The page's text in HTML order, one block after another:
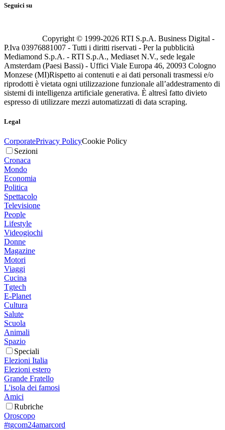
Seguici su
Copyright © 1999-2026 RTI S.p.A. Business Digital -
P.Iva 03976881007 - Tutti i diritti riservati - Per la pubblicità
Mediamond S.p.A. - RTI S.p.A., Mediaset N.V., sede legale
Amsterdam (Paesi Bassi) - Uffici Viale Europa 46, 20093 Cologno
Monzese (MI)Rispetto ai contenuti e ai dati personali trasmessi e/o
riprodotti è vietata ogni utilizzazione funzionale all’addestramento di
sistemi di intelligenza artificiale generativa. È altresì fatto divieto
espresso di utilizzare mezzi automatizzati di data scraping.
Legal
CorporatePrivacy PolicyCookie Policy
Sezioni
Cronaca
Mondo
Economia
Politica
Spettacolo
Televisione
People
Lifestyle
Videogiochi
Donne
Magazine
Motori
Viaggi
Cucina
Tgtech
E-Planet
Cultura
Salute
Scuola
Animali
Spazio
Speciali
Elezioni Italia
Elezioni estero
Grande Fratello
L'isola dei famosi
Amici
Rubriche
Oroscopo
#tgcom24amarcord